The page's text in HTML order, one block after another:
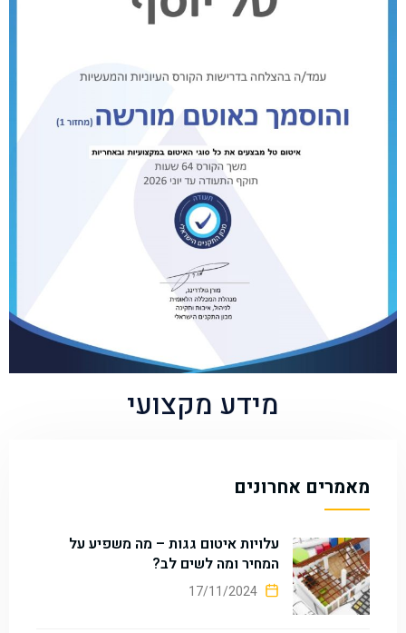
מידע מקצועי
מאמרים אחרונים
עלויות איטום גגות – מה משפיע על
המחיר ומה לשים לב?